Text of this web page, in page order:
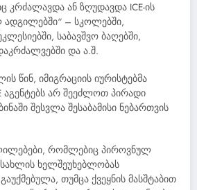
ან ზღუდავდა ICE-ის
ადგილებში“ – სკოლებში,
საბავშვო ბაღებში,
და ა.შ.
წინ, იმიგრაციის იურისტებმა
აგენტებს არ შეეძლოთ პირადი
შესვლა შესაბამისი ნებართვის
რომლებიც პიროვნულ
ხელშეუხებლობას
თუმცა ქვეყნის მასშტაბით